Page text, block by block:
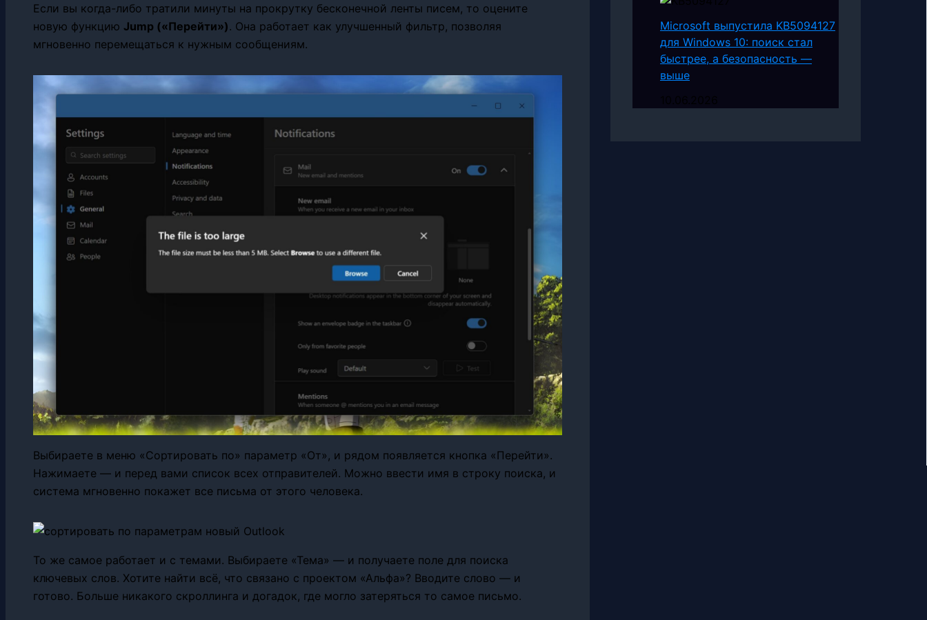
Если вы когда-либо тратили минуты на прокрутку бесконечной ленты писем, то оцените
новую функцию Jump («Перейти»). Она работает как улучшенный фильтр, позволяя
мгновенно перемещаться к нужным сообщениям.
Выбираете в меню «Сортировать по» параметр «От», и рядом появляется кнопка «Перейти».
Нажимаете — и перед вами список всех отправителей. Можно ввести имя в строку поиска, и
система мгновенно покажет все письма от этого человека.
То же самое работает и с темами. Выбираете «Тема» — и получаете поле для поиска
ключевых слов. Хотите найти всё, что связано с проектом «Альфа»? Вводите слово — и
готово. Больше никакого скроллинга и догадок, где могло затеряться то самое письмо.
Microsoft выпустила KB5094127
для Windows 10: поиск стал
быстрее, а безопасность —
выше